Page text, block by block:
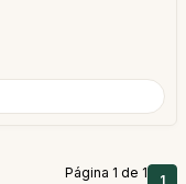
Página 1 de 1 1